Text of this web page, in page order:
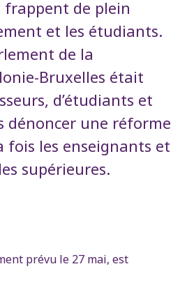
de plein
et les étudiants.
de la
Bruxelles était
d’étudiants et
dénoncer une réforme
les enseignants et
supérieures.
prévu le 27 mai, est